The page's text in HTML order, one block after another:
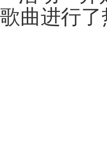
歌曲进行